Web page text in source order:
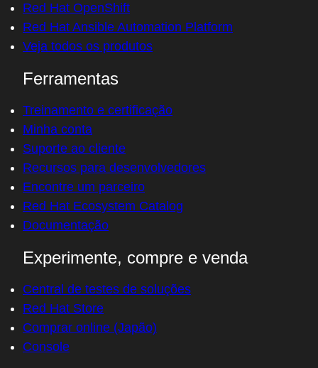
Red Hat OpenShift
Red Hat Ansible Automation Platform
Veja todos os produtos
Ferramentas
Treinamento e certificação
Minha conta
Suporte ao cliente
Recursos para desenvolvedores
Encontre um parceiro
Red Hat Ecosystem Catalog
Documentação
Experimente, compre e venda
Central de testes de soluções
Red Hat Store
Comprar online (Japão)
Console